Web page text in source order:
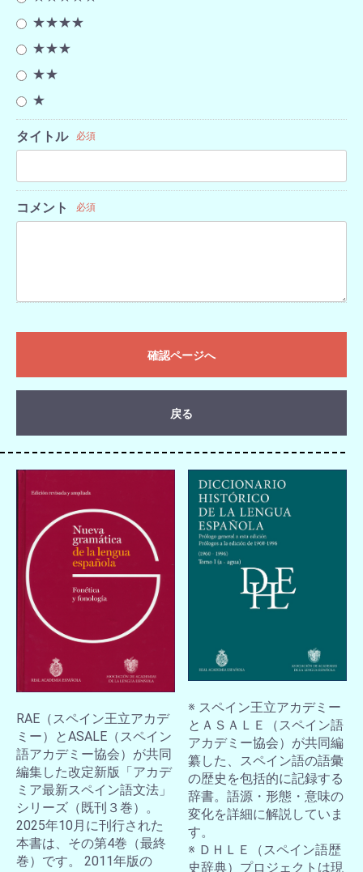
★★★★
★★★
★★
★
タイトル 必須
コメント 必須
確認ページへ
戻る
RAE（スペイン王立アカデ
ミー）とASALE（スペイン
語アカデミー協会）が共同
編集した改定新版「アカデ
ミア最新スペイン語文法」
シリーズ（既刊３巻）。
2025年10月に刊行された
本書は、その第4巻（最終
巻）です。 2011年版の
※ スペイン王立アカデミー
とＡＳＡＬＥ（スペイン語
アカデミー協会）が共同編
纂した、スペイン語の語彙
の歴史を包括的に記録する
辞書。語源・形態・意味の
変化を詳細に解説していま
す。
※ ＤＨＬＥ（スペイン語歴
史辞典）プロジェクトは現